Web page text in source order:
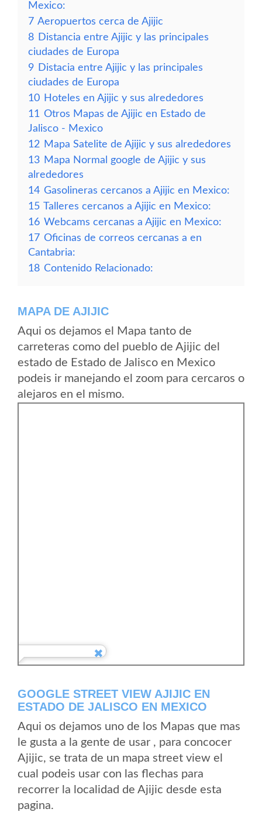
Mexico:
7 Aeropuertos cerca de Ajijic
8 Distancia entre Ajijic y las principales
ciudades de Europa
9 Distacia entre Ajijic y las principales
ciudades de Europa
10 Hoteles en Ajijic y sus alrededores
11 Otros Mapas de Ajijic en Estado de
Jalisco - Mexico
12 Mapa Satelite de Ajijic y sus alrededores
13 Mapa Normal google de Ajijic y sus
alrededores
14 Gasolineras cercanos a Ajijic en Mexico:
15 Talleres cercanos a Ajijic en Mexico:
16 Webcams cercanas a Ajijic en Mexico:
17 Oficinas de correos cercanas a en
Cantabria:
18 Contenido Relacionado:
MAPA DE AJIJIC
Aqui os dejamos el Mapa tanto de
carreteras como del pueblo de Ajijic del
estado de Estado de Jalisco en Mexico
podeis ir manejando el zoom para cercaros o
alejaros en el mismo.
GOOGLE STREET VIEW AJIJIC EN
ESTADO DE JALISCO EN MEXICO
Aqui os dejamos uno de los Mapas que mas
le gusta a la gente de usar , para concocer
Ajijic, se trata de un mapa street view el
cual podeis usar con las flechas para
recorrer la localidad de Ajijic desde esta
pagina.